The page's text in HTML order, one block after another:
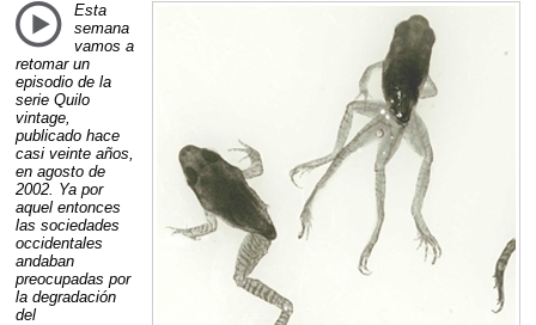
Esta
semana
vamos a
retomar un
episodio de la
serie Quilo
vintage,
publicado hace
casi veinte años,
en agosto de
2002. Ya por
aquel entonces
las sociedades
occidentales
andaban
preocupadas por
la degradación
del